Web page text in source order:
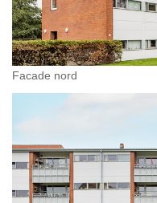
Facade nord